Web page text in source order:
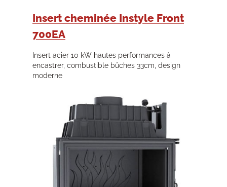
Insert cheminée Instyle Front
700EA
Insert acier 10 kW hautes performances à
encastrer, combustible bûches 33cm, design
moderne